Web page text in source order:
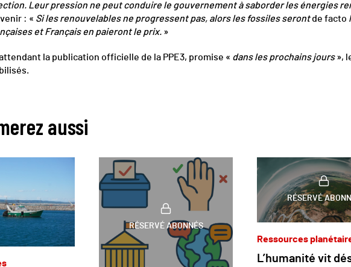
Leur pression ne peut conduire le gouvernement à saborder les énergies
: « Si les renouvelables ne progressent pas, alors les fossiles serontde facto
et Français en paieront le prix. »
la publication officielle de la PPE3, promise « dans les prochains jours»,
aussi
RÉSERVÉ ABONNÉS
RÉSERVÉ
Ressources
L’humanité vit